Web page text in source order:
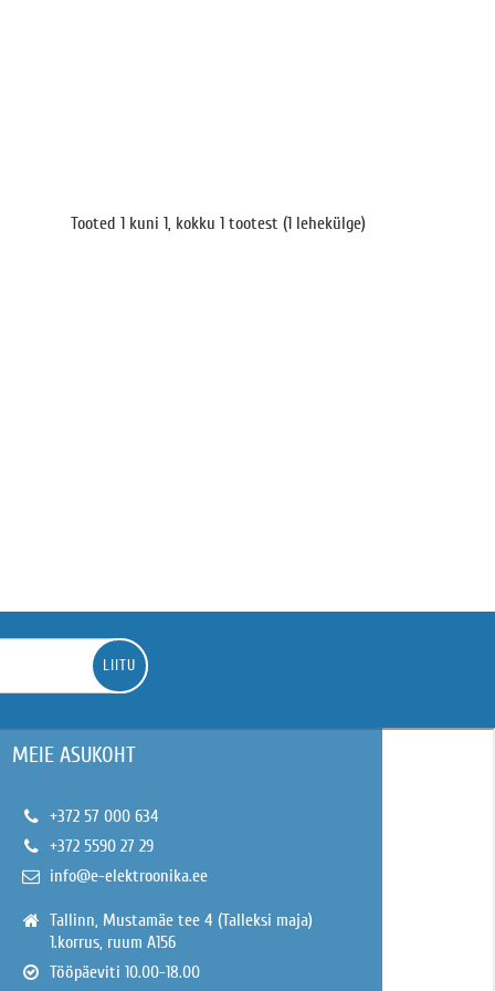
Tooted 1 kuni 1, kokku 1 tootest (1 lehekülge)
LIITU
MEIE ASUKOHT
+372 57 000 634
+372 5590 27 29
info@e-elektroonika.ee
Tallinn, Mustamäe tee 4 (Talleksi maja)
1.korrus, ruum A156
Tööpäeviti 10.00-18.00